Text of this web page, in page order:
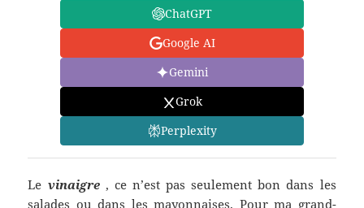
ChatGPT
Google AI
Gemini
Grok
Perplexity
Le vinaigre, ce n’est pas seulement bon dans les
salades ou dans les mayonnaises. Pour ma grand-